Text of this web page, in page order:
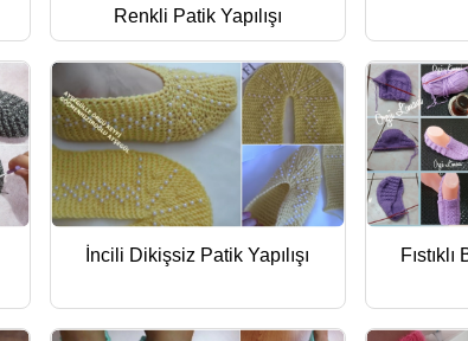
Renkli Patik Yapılışı
İncili Dikişsiz Patik Yapılışı